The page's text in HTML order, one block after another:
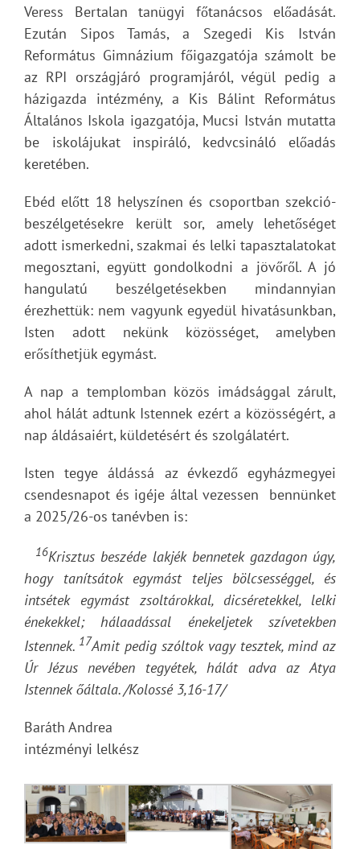
Veress Bertalan tanügyi főtanácsos előadását.
Ezután Sipos Tamás, a Szegedi Kis István
Református Gimnázium főigazgatója számolt be
az RPI országjáró programjáról, végül pedig a
házigazda intézmény, a Kis Bálint Református
Általános Iskola igazgatója, Mucsi István mutatta
be iskolájukat inspiráló, kedvcsináló előadás
keretében.
Ebéd előtt 18 helyszínen és csoportban szekció-
beszélgetésekre került sor, amely lehetőséget
adott ismerkedni, szakmai és lelki tapasztalatokat
megosztani, együtt gondolkodni a jövőről. A jó
hangulatú beszélgetésekben mindannyian
érezhettük: nem vagyunk egyedül hivatásunkban,
Isten adott nekünk közösséget, amelyben
erősíthetjük egymást.
A nap a templomban közös imádsággal zárult,
ahol hálát adtunk Istennek ezért a közösségért, a
nap áldásaiért, küldetésért és szolgálatért.
Isten tegye áldássá az évkezdő egyházmegyei
csendesnapot és igéje által vezessen bennünket
a 2025/26-os tanévben is:
16Krisztus beszéde lakjék bennetek gazdagon úgy,
hogy tanítsátok egymást teljes bölcsességgel, és
intsétek egymást zsoltárokkal, dicséretekkel, lelki
énekekkel; hálaadással énekeljetek szívetekben
Istennek. 17Amit pedig szóltok vagy tesztek, mind az
Úr Jézus nevében tegyétek, hálát adva az Atya
Istennek őáltala. /Kolossé 3,16-17/
Baráth Andrea
intézményi lelkész